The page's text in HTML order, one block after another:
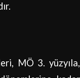
MÖ 3. yüzyıla,